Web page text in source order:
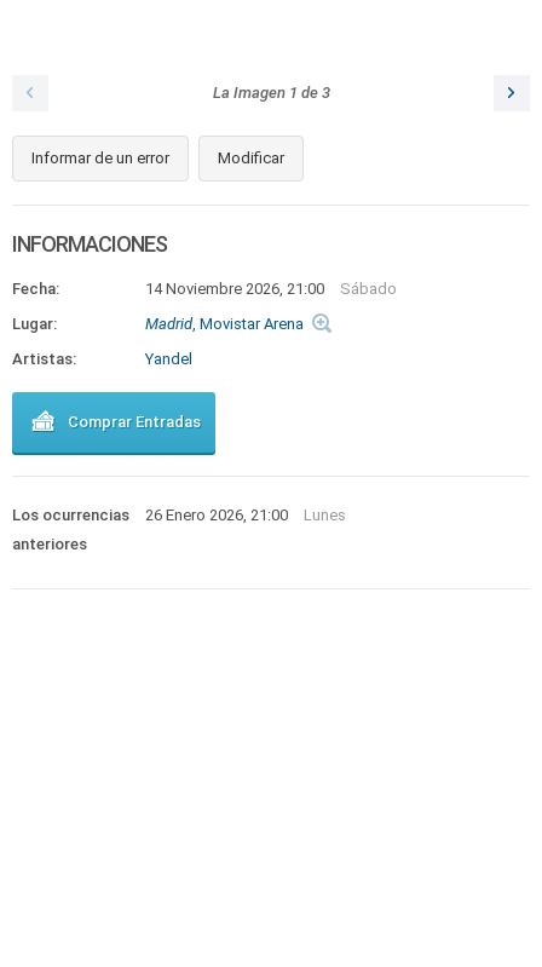
La Imagen 1 de 3
Informar de un error Modificar
INFORMACIONES
Fecha: 14 Noviembre 2026, 21:00
Sábado
Lugar:
Madrid, Movistar Arena
Artistas:
Yandel
Comprar Entradas
Los ocurrencias
anteriores
26 Enero 2026, 21:00 Lunes